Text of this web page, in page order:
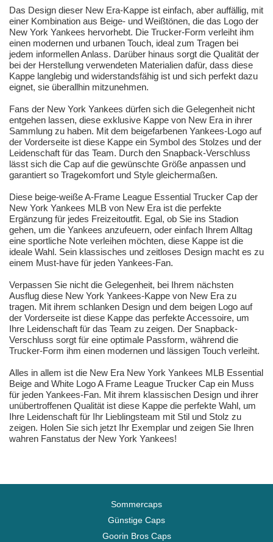
Das Design dieser New Era-Kappe ist einfach, aber auffällig, mit
einer Kombination aus Beige- und Weißtönen, die das Logo der
New York Yankees hervorhebt. Die Trucker-Form verleiht ihm
einen modernen und urbanen Touch, ideal zum Tragen bei
jedem informellen Anlass. Darüber hinaus sorgt die Qualität der
bei der Herstellung verwendeten Materialien dafür, dass diese
Kappe langlebig und widerstandsfähig ist und sich perfekt dazu
eignet, sie überallhin mitzunehmen.
Fans der New York Yankees dürfen sich die Gelegenheit nicht
entgehen lassen, diese exklusive Kappe von New Era in ihrer
Sammlung zu haben. Mit dem beigefarbenen Yankees-Logo auf
der Vorderseite ist diese Kappe ein Symbol des Stolzes und der
Leidenschaft für das Team. Durch den Snapback-Verschluss
lässt sich die Cap auf die gewünschte Größe anpassen und
garantiert so Tragekomfort und Style gleichermaßen.
Diese beige-weiße A-Frame League Essential Trucker Cap der
New York Yankees MLB von New Era ist die perfekte
Ergänzung für jedes Freizeitoutfit. Egal, ob Sie ins Stadion
gehen, um die Yankees anzufeuern, oder einfach Ihrem Alltag
eine sportliche Note verleihen möchten, diese Kappe ist die
ideale Wahl. Sein klassisches und zeitloses Design macht es zu
einem Must-have für jeden Yankees-Fan.
Verpassen Sie nicht die Gelegenheit, bei Ihrem nächsten
Ausflug diese New York Yankees-Kappe von New Era zu
tragen. Mit ihrem schlanken Design und dem beigen Logo auf
der Vorderseite ist diese Kappe das perfekte Accessoire, um
Ihre Leidenschaft für das Team zu zeigen. Der Snapback-
Verschluss sorgt für eine optimale Passform, während die
Trucker-Form ihm einen modernen und lässigen Touch verleiht.
Alles in allem ist die New Era New York Yankees MLB Essential
Beige and White Logo A Frame League Trucker Cap ein Muss
für jeden Yankees-Fan. Mit ihrem klassischen Design und ihrer
unübertroffenen Qualität ist diese Kappe die perfekte Wahl, um
Ihre Leidenschaft für Ihr Lieblingsteam mit Stil und Stolz zu
zeigen. Holen Sie sich jetzt Ihr Exemplar und zeigen Sie Ihren
wahren Fanstatus der New York Yankees!
Sommercaps
Günstige Caps
Goorin Bros Caps